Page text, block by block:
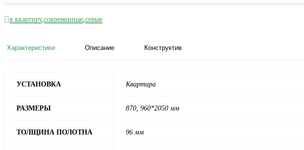
в квартиру,современные,серые
Характеристики Описание Конструктив
УСТАНОВКА Квартира
РАЗМЕРЫ 870, 960*2050 мм
ТОЛЩИНА ПОЛОТНА 96 мм